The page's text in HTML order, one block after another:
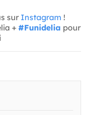
sur Instagram !
+ #Funidelia pour